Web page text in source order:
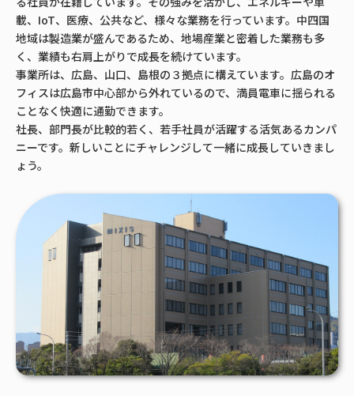
載、IoT、医療、公共など、様々な業務を行っています。中四国
地域は製造業が盛んであるため、地場産業と密着した業務も多
く、業績も右肩上がりで成長を続けています。
事業所は、広島、山口、島根の３拠点に構えています。広島のオ
フィスは広島市中心部から外れているので、満員電車に揺られる
ことなく快適に通勤できます。
社長、部門長が比較的若く、若手社員が活躍する活気あるカンパ
ニーです。新しいことにチャレンジして一緒に成長していきまし
ょう。